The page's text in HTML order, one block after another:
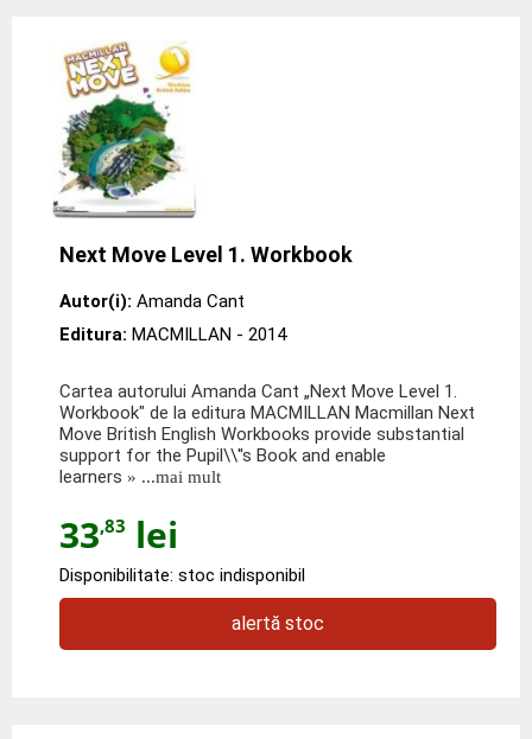
Next Move Level 1. Workbook
Autor(i): Amanda Cant
Editura: MACMILLAN - 2014
Cartea autorului Amanda Cant „Next Move Level 1.
Workbook" de la editura MACMILLAN Macmillan Next
Move British English Workbooks provide substantial
support for the Pupil\\''s Book and enable
learners » ...mai mult
33,83 lei
Disponibilitate: stoc indisponibil
alertă stoc